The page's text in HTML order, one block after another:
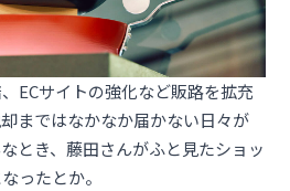
ECサイトの強化など販路を拡充
まではなかなか届かない日々が
とき、藤田さんがふと見たショッ
ったとか。